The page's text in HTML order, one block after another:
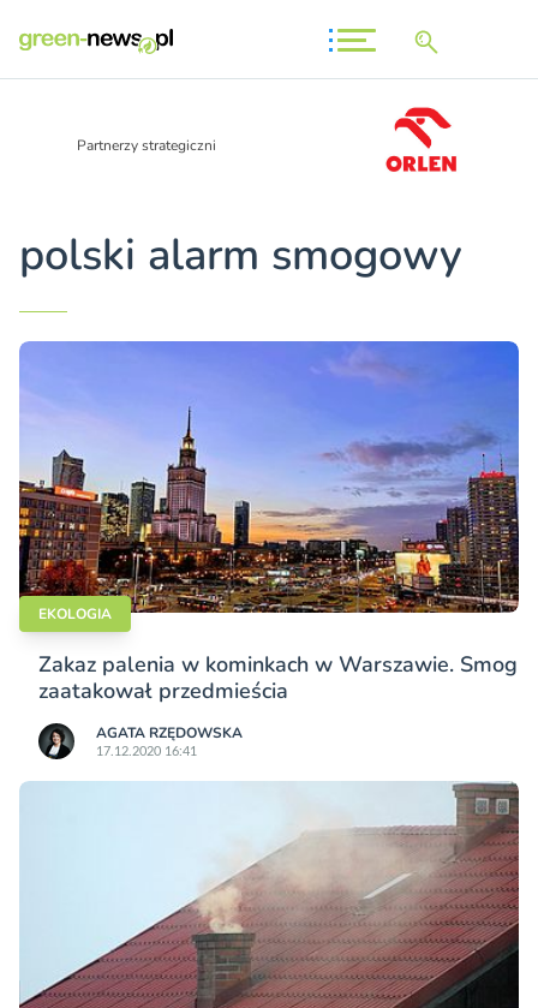
Partnerzy strategiczni
polski alarm smogowy
EKOLOGIA
Zakaz palenia w kominkach w Warszawie. Smog
zaatakował przedmieścia
AGATA RZĘDOWSKA
17.12.2020 16:41